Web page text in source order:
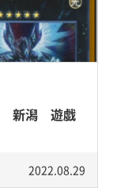
新潟 遊戯
2022.08.29